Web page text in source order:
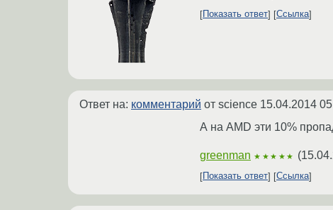
Показать ответ Ссылка
Ответ на: комментарий от science 15.04.2014
А на AMD эти 10%
greenman ★★★★★ (
Показать ответ Ссылка